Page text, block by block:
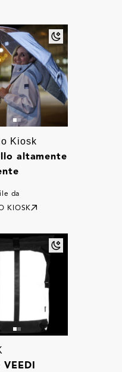
Kiosk
altamente
da
KIOSK